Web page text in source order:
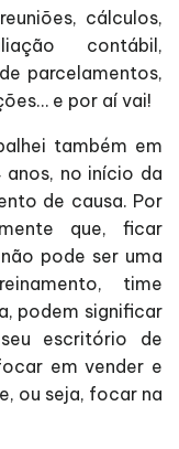
cálculos,
contábil,
parcelamentos,
e por aí vai!
também em
no início da
de causa. Por
que, ficar
pode ser uma
time
podem significar
escritório de
em vender e
ou seja, focar na